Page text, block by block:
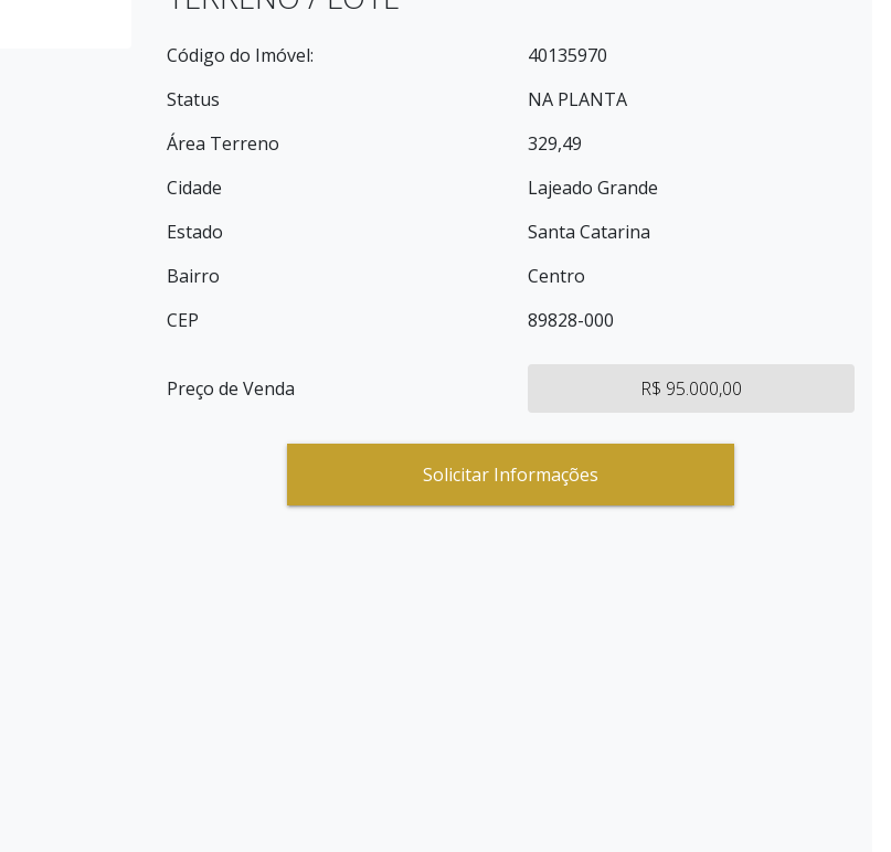
Código do Imóvel:
40135970
Status
NA PLANTA
Área Terreno
329,49
Cidade
Lajeado Grande
Estado
Santa Catarina
Bairro
Centro
CEP
89828-000
Preço de Venda R$ 95.000,00
Solicitar Informações